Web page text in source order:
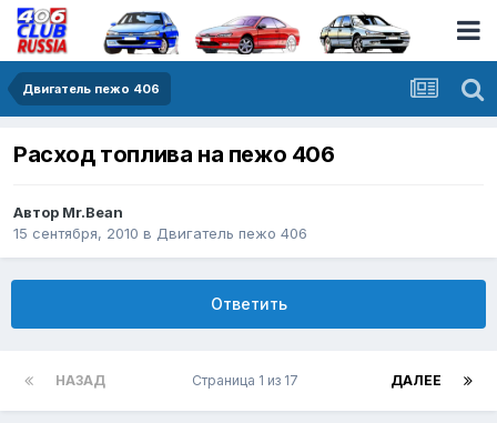
Двигатель пежо 406
Расход топлива на пежо 406
Автор Mr.Bean
15 сентября, 2010 в Двигатель пежо 406
Ответить
НАЗАД ДАЛЕЕ
Страница 1 из 17